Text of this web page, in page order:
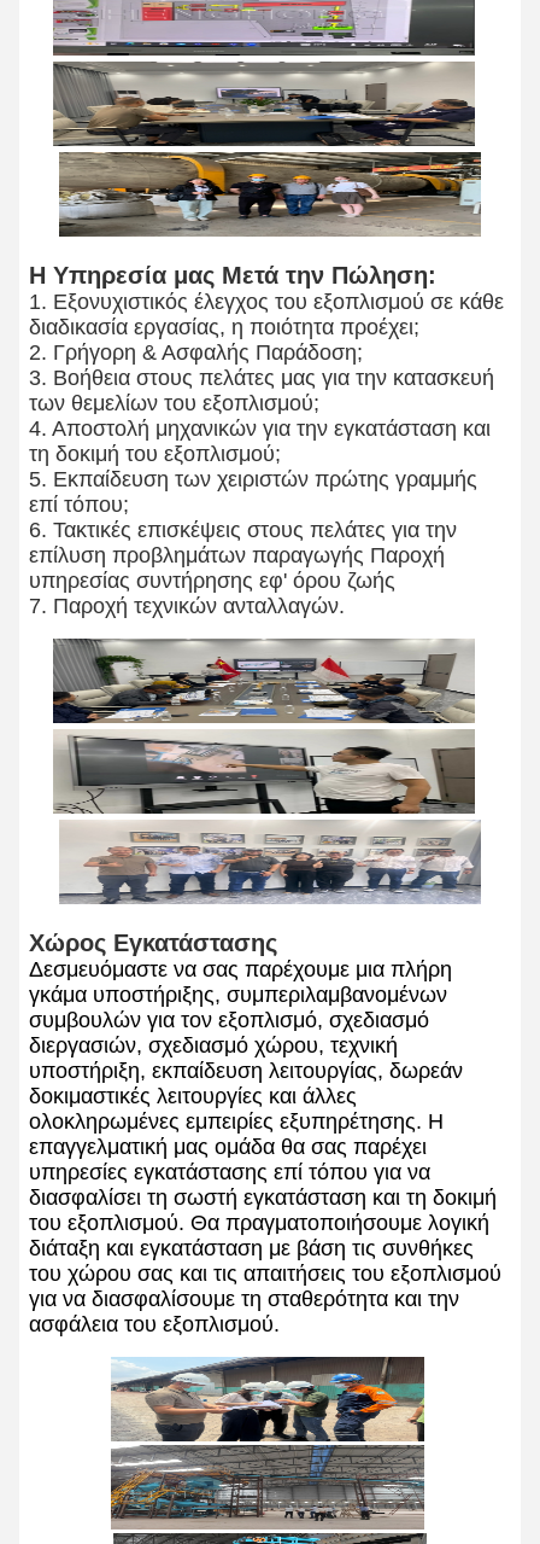
Η Υπηρεσία μας Μετά την Πώληση:
1. Εξονυχιστικός έλεγχος του εξοπλισμού σε κάθε
διαδικασία εργασίας, η ποιότητα προέχει;
2. Γρήγορη & Ασφαλής Παράδοση;
3. Βοήθεια στους πελάτες μας για την κατασκευή
των θεμελίων του εξοπλισμού;
4. Αποστολή μηχανικών για την εγκατάσταση και
τη δοκιμή του εξοπλισμού;
5. Εκπαίδευση των χειριστών πρώτης γραμμής
επί τόπου;
6. Τακτικές επισκέψεις στους πελάτες για την
επίλυση προβλημάτων παραγωγής Παροχή
υπηρεσίας συντήρησης εφ' όρου ζωής
7. Παροχή τεχνικών ανταλλαγών.
Χώρος Εγκατάστασης
Δεσμευόμαστε να σας παρέχουμε μια πλήρη
γκάμα υποστήριξης, συμπεριλαμβανομένων
συμβουλών για τον εξοπλισμό, σχεδιασμό
διεργασιών, σχεδιασμό χώρου, τεχνική
υποστήριξη, εκπαίδευση λειτουργίας, δωρεάν
δοκιμαστικές λειτουργίες και άλλες
ολοκληρωμένες εμπειρίες εξυπηρέτησης. Η
επαγγελματική μας ομάδα θα σας παρέχει
υπηρεσίες εγκατάστασης επί τόπου για να
διασφαλίσει τη σωστή εγκατάσταση και τη δοκιμή
του εξοπλισμού. Θα πραγματοποιήσουμε λογική
διάταξη και εγκατάσταση με βάση τις συνθήκες
του χώρου σας και τις απαιτήσεις του εξοπλισμού
για να διασφαλίσουμε τη σταθερότητα και την
ασφάλεια του εξοπλισμού.